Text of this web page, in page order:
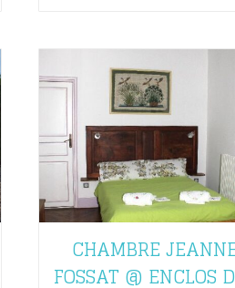
CHAMBRE
FOSSAT @ ENCLOS